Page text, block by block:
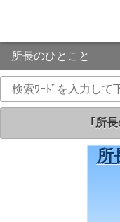
所長のひとこと
｢所
｢所長のひとこと｣
所